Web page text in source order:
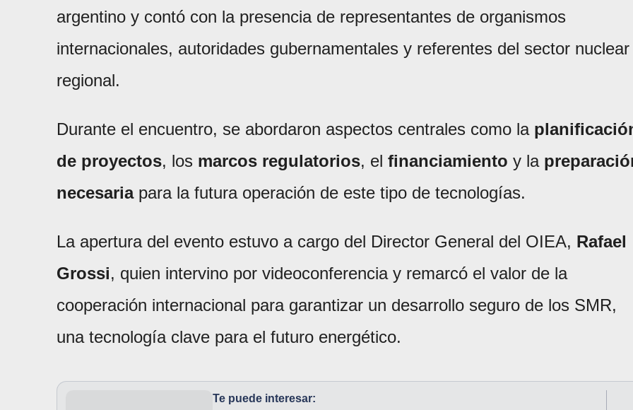
argentino y contó con la presencia de representantes de organismos
internacionales, autoridades gubernamentales y referentes del sector nuclear
regional.
Durante el encuentro, se abordaron aspectos centrales como la
de proyectos, los marcos regulatorios, el financiamiento y la
necesariapara la futura operación de este tipo de tecnologías.
La apertura del evento estuvo a cargo del Director General del OIEA, Rafael
Grossi, quien intervino por videoconferencia y remarcó el valor de la
cooperación internacional para garantizar un desarrollo seguro de los SMR,
una tecnología clave para el futuro energético.
Te puede interesar: